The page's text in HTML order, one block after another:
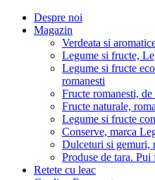
Despre noi
Magazin
Verdeata si
Legume si fructe,
Legume si fructe
romanesti
Fructe romanesti, de
Fructe naturale,
Legume si fructe
Conserve, marca
Dulceturi si gemuri,
Produse de tara. Pui
Retete cu leac